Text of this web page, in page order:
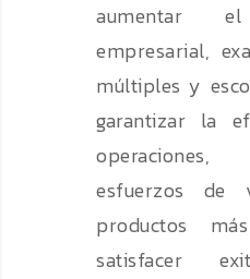
aumentar el
empresarial,
múltiples y
garantizar la
esfuerzos de
productos
satisfacer